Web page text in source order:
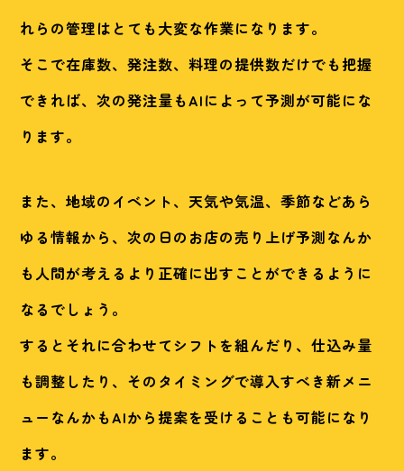
れらの管理はとても大変な作業になります。
そこで在庫数、発注数、料理の提供数だけでも把握
できれば、次の発注量もAIによって予測が可能にな
ります。
また、地域のイベント、天気や気温、季節などあら
ゆる情報から、次の日のお店の売り上げ予測なんか
も人間が考えるより正確に出すことができるように
なるでしょう。
するとそれに合わせてシフトを組んだり、仕込み量
も調整したり、そのタイミングで導入すべき新メニ
ューなんかもAIから提案を受けることも可能になり
ます。